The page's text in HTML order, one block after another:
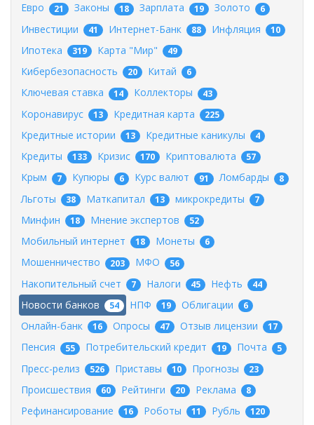
Евро 21 Законы 18 Зарплата 19 Золото 6
Инвестиции 41 Интернет-Банк 88 Инфляция 10
Ипотека 319 Карта "Мир" 49
Кибербезопасность 20 Китай 6
Ключевая ставка 14 Коллекторы 43
Коронавирус 13 Кредитная карта 225
Кредитные истории 13 Кредитные каникулы 4
Кредиты 133 Кризис 170 Криптовалюта 57
Крым 7 Купюры 6 Курс валют 91 Ломбарды 8
Льготы 38 Маткапитал 13 микрокредиты 7
Минфин 18 Мнение экспертов 52
Мобильный интернет 18 Монеты 6
Мошенничество 203 МФО 56
Накопительный счет 7 Налоги 45 Нефть 44
Новости банков 54 НПФ 19 Облигации 6
Онлайн-банк 16 Опросы 47 Отзыв лицензии 17
Пенсия 55 Потребительский кредит 19 Почта 5
Пресс-релиз 526 Приставы 10 Прогнозы 23
Происшествия 60 Рейтинги 20 Реклама 8
Рефинансирование 16 Роботы 11 Рубль 120